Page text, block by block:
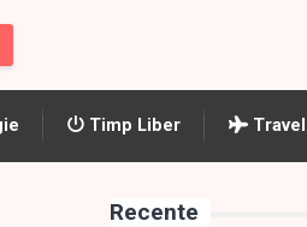
Timp Liber Travel
Recente